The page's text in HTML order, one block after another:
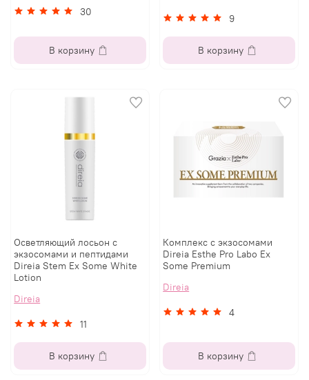
30
В корзину
9
В корзину
Осветляющий лосьон с
экзосомами и пептидами
Direia Stem Ex Some White
Lotion
Direia
11
В корзину
Комплекс с экзосомами
Direia Esthe Pro Labo Ex
Some Premium
Direia
4
В корзину